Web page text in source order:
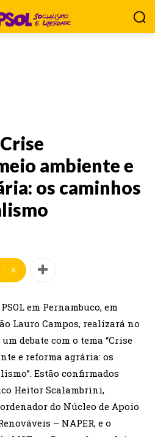
ambiente e
os caminhos
X
em Pernambuco, em
Lauro Campos, realizará no
debate com o tema “Crise
e reforma agrária: os
Estão confirmados
Heitor Scalambrini,
do Núcleo de Apoio
– NAPER, e o